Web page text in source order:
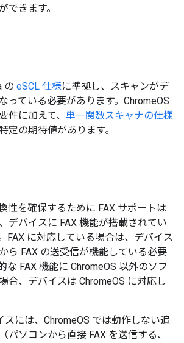
できます。
の eSCL 仕様に準拠し、スキャンがデ
っている必要があります。ChromeOS
件に加えて、 単一関数スキャナの仕様
定の期待値があります。
性を確保するために FAX サポートは
デバイスに FAX 機能が搭載されてい
FAX に対応している場合は、デバイス
ら FAX の送受信が機能している必要
な FAX 機能に ChromeOS 以外のソフ
合、デバイスは ChromeOS に対応し
スには、ChromeOS では動作しない追
パソコンから直接 FAX を送信する、